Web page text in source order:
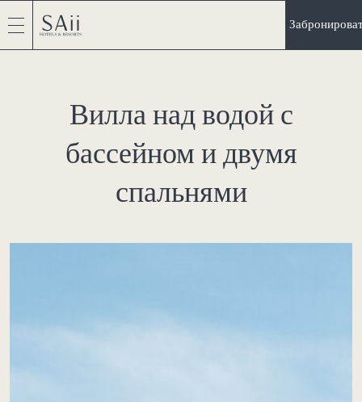
Вилла над водой с
бассейном и двумя
спальнями